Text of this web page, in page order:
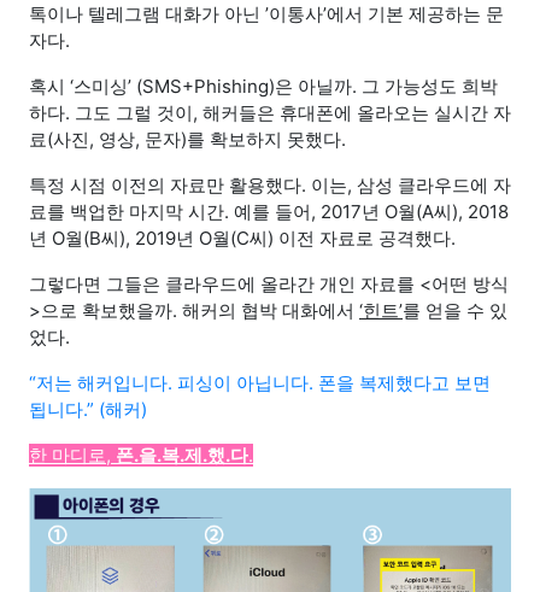
톡이나 텔레그램 대화가 아닌 ’이통사’에서 기본 제공하는 문
자다.
혹시 ‘스미싱’ (SMS+Phishing)은 아닐까. 그 가능성도 희박
하다. 그도 그럴 것이, 해커들은 휴대폰에 올라오는 실시간 자
료(사진, 영상, 문자)를 확보하지 못했다.
특정 시점 이전의 자료만 활용했다. 이는, 삼성 클라우드에 자
료를 백업한 마지막 시간. 예를 들어, 2017년 O월(A씨), 2018
년 O월(B씨), 2019년 O월(C씨) 이전 자료로 공격했다.
그렇다면 그들은 클라우드에 올라간 개인 자료를 <어떤 방식
>으로 확보했을까. 해커의 협박 대화에서 ‘힌트’를 얻을 수 있
었다.
“저는 해커입니다. 피싱이 아닙니다. 폰을 복제했다고 보면
됩니다.” (해커)
한 마디로, 폰.을.복.제.했.다.